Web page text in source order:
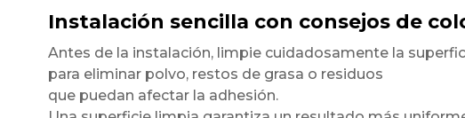
Instalación sencilla con consejos de
Antes de la instalación, limpie cuidadosamente la
para eliminar polvo, restos de grasa o residuos
que puedan afectar la adhesión.